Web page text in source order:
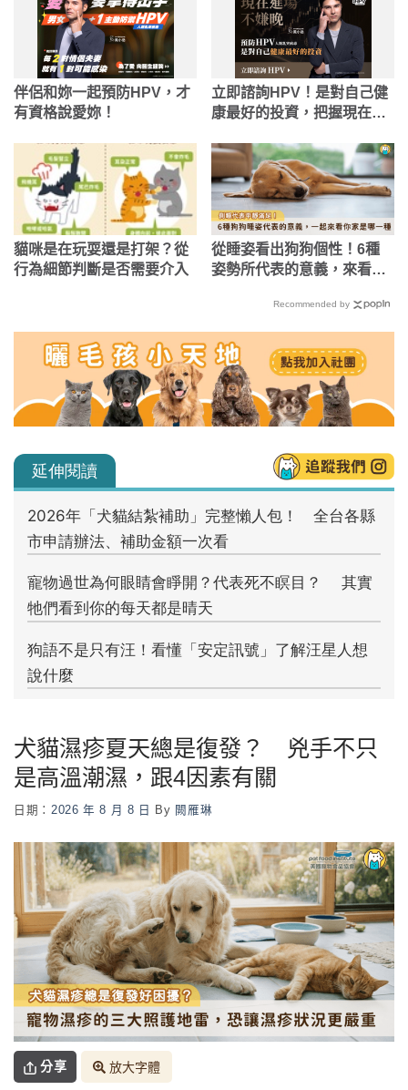
伴侶和妳一起預防HPV，才
有資格說愛妳！
立即諮詢HPV！是對自己健
康最好的投資，把握現在不
貓咪是在玩耍還是打架？從
行為細節判斷是否需要介入
從睡姿看出狗狗個性！6種
姿勢所代表的意義，來看你
Recommended by
犬貓濕疹夏天總是復發？ 兇手不只
是高溫潮濕，跟4因素有關
日期： 2026 年 8 月 8 日 By 闕雁琳
分享 放大字體